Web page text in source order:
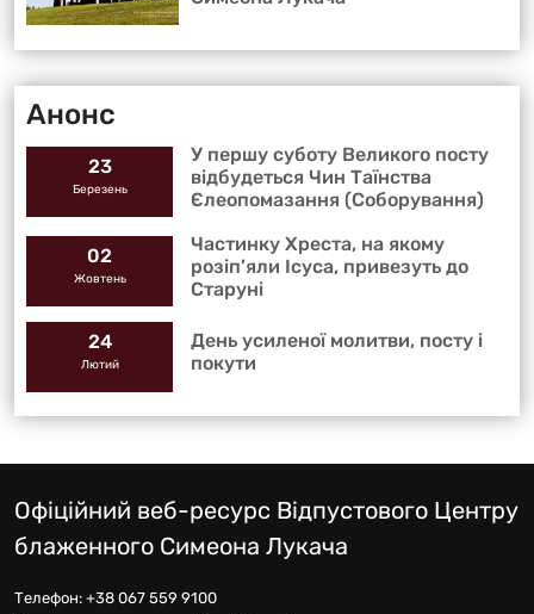
Анонс
23
Березень
У першу суботу Великого посту
відбудеться Чин Таїнства
Єлеопомазання (Соборування)
02
Жовтень
Частинку Хреста, на якому
розіп’яли Ісуса, привезуть до
Старуні
24
Лютий
День усиленої молитви, посту і
покути
Офіційний веб-ресурс Відпустового Центру
блаженного Симеона Лукача
Телефон: +38 067 559 9100